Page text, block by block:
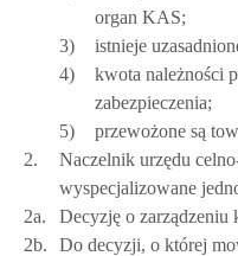
organ KAS;
3)
istnieje
4)
kwota należności
zabezpieczenia;
5)
przewożone są
2.
Naczelnik urzędu
wyspecjalizowane
2a.
Decyzję o zarządzeniu
2b.
Do decyzji, o której